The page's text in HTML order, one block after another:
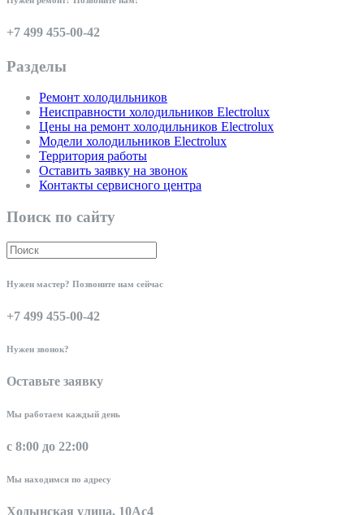
+7 499 455-00-42
Разделы
Ремонт холодильников
Неисправности холодильников Electrolux
Цены на ремонт холодильников Electrolux
Модели холодильников Electrolux
Территория работы
Оставить заявку на звонок
Контакты сервисного центра
Поиск по сайту
Нужен мастер? Позвоните нам сейчас
+7 499 455-00-42
Нужен звонок?
Оставьте заявку
Мы работаем каждый день
с 8:00 до 22:00
Мы находимся по адресу
Ходынская улица, 10Ас4